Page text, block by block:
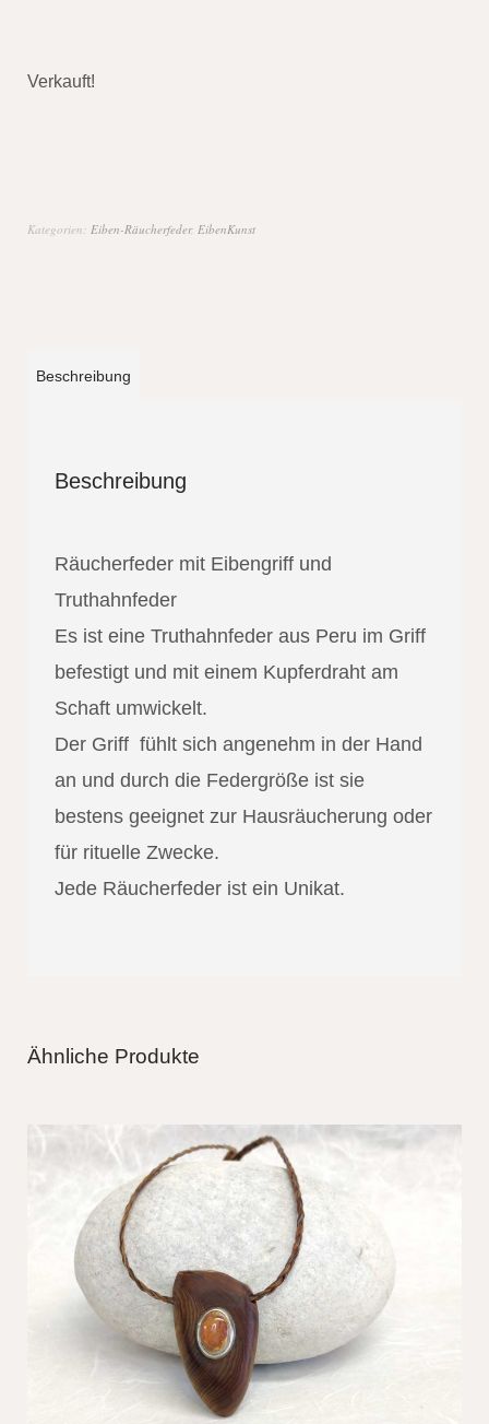
Verkauft!
Kategorien: Eiben-Räucherfeder, EibenKunst
Beschreibung
Beschreibung
Räucherfeder mit Eibengriff und
Truthahnfeder
Es ist eine Truthahnfeder aus Peru im Griff
befestigt und mit einem Kupferdraht am
Schaft umwickelt.
Der Griff fühlt sich angenehm in der Hand
an und durch die Federgröße ist sie
bestens geeignet zur Hausräucherung oder
für rituelle Zwecke.
Jede Räucherfeder ist ein Unikat.
Ähnliche Produkte